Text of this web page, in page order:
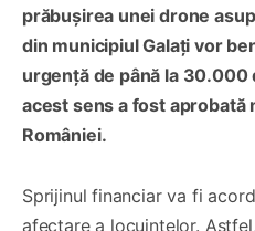
prăbușirea unei drone
din municipiul Galați vor
urgență de până la 30.000
acest sens a fost aprobată
României.
Sprijinul financiar va fi
afectare a locuințelor.